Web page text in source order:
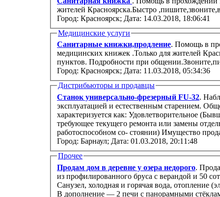
жителей Красноярска.Быстро
Город: Красноярск; Дата: 14.03.2018, 18:06:41
Медицинские услуги
Санитарные книжки,продление. Помощь в
медицинских книжек .Только для жителей
пунктов. Подробности при
Город: Красноярск; Дата: 11.03.2018, 05:34:36
Дистрибьюторы и продавцы
Станок универсально-фрезерный FU-32.
эксплуатацией и естественным старением.
характеризуется как: Удовлетворительное
требующее текущего ремонта или замены
работоспособном со- стоянии)
Город: Барнаул; Дата: 01.03.2018, 20:11:48
Прочее
Продам дом в деревне у озера недорого.
из профилированного бруса с верандой и 50 соток ижс. Полный комфорт квартиры.
Санузел, холодная и горячая вода, отопление (электрические радиаторы), русская баня.
В дополнение — 2 печи с панорамными